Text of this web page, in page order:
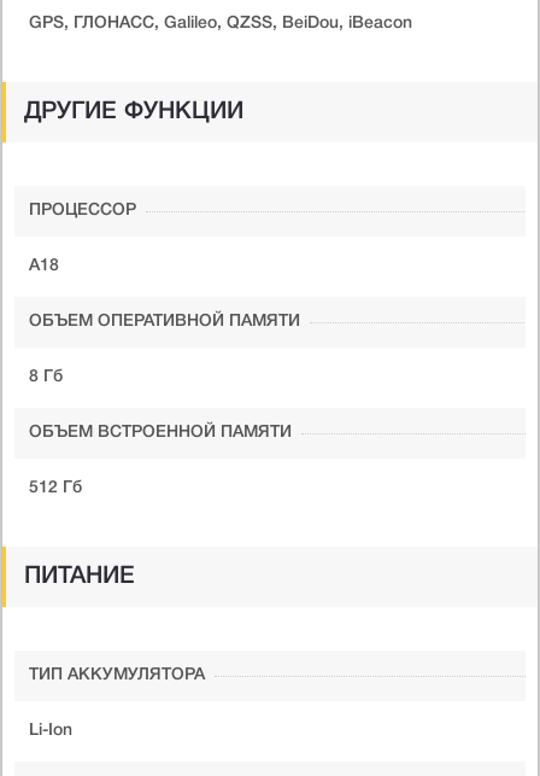
GPS, ГЛОНАСС, Galileo, QZSS, BeiDou, iBeacon
ДРУГИЕ ФУНКЦИИ
ПРОЦЕССОР
A18
ОБЪЕМ ОПЕРАТИВНОЙ ПАМЯТИ
8 Гб
ОБЪЕМ ВСТРОЕННОЙ ПАМЯТИ
512 Гб
ПИТАНИЕ
ТИП АККУМУЛЯТОРА
Li-Ion